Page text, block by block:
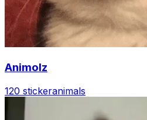
Animolz
120 stickeranimals